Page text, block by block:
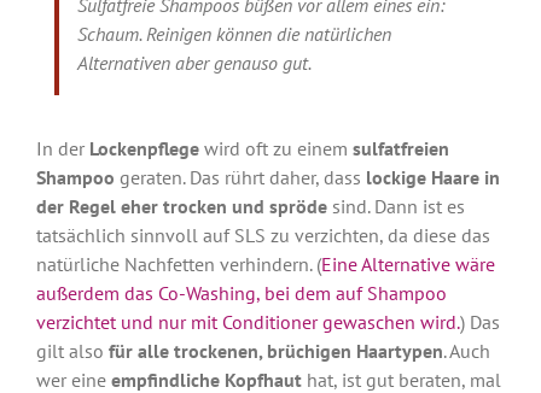
Schaum. Reinigen können die natürlichen
Alternativen aber genauso gut.
In der Lockenpflegewird oft zu einem sulfatfreien
Shampoo geraten. Das rührt daher, dass lockige Haare in
der Regel eher trocken und sprödesind. Dann ist es
tatsächlich sinnvoll auf SLS zu verzichten, da diese das
natürliche Nachfetten verhindern. (Eine Alternative wäre
außerdem das Co-Washing, bei dem auf Shampoo
verzichtet und nur mit Conditioner gewaschen wird.) Das
gilt also für alle trockenen, brüchigen Haartypen. Auch
wer eine empfindliche Kopfhauthat, ist gut beraten, mal